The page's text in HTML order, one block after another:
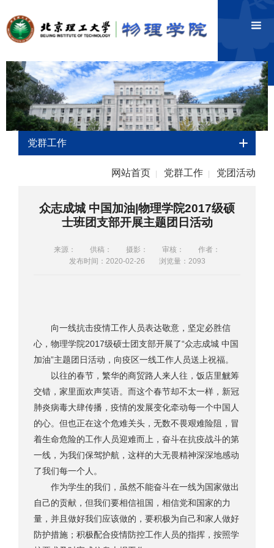
党群工作
网站首页 党群工作 党团活动
众志成城 中国加油|物理学院2017级硕
士班团支部开展主题团日活动
来源： 供稿： 摄影： 审核：
作者：
发布时间：2020-02-26
浏览量： 2093
向一线抗击疫情工作人员表达敬意，坚定必胜信
心，物理学院2017级硕士团支部开展了“众志成城 中国
加油”主题团日活动，向疫区一线工作人员送上祝福。
以往的春节，繁华的商贸路人来人往，饭店里觥筹
交错，家里面欢声笑语。而这个春节却不太一样，新冠
肺炎病毒大肆传播，疫情的发展变化牵动每一个中国人
的心。但也正在这个危难关头，无数不畏艰难险阻，冒
着生命危险的工作人员迎难而上，奋斗在抗疫战斗的第
一线，为我们保驾护航，这样的大无畏精神深深地感动
了我们每一个人。
作为学生的我们，虽然不能奋斗在一线为国家做出
自己的贡献，但我们要相信祖国，相信党和国家的力
量，并且做好我们应该做的，要积极为自己和家人做好
防护措施；积极配合疫情防控工作人员的指挥，按照学